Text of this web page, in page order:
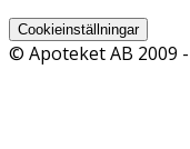
Cookieinställningar
© Apoteket AB 2009 -